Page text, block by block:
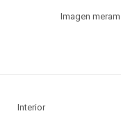
Imagen
Interior